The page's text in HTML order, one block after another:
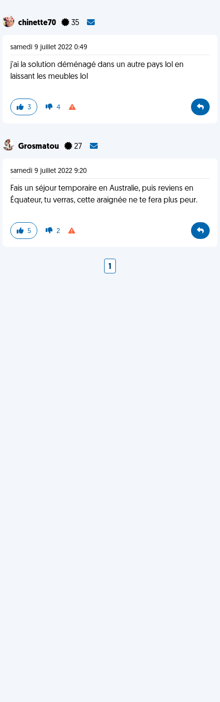
chinette70 35
samedi 9 juillet 2022 0:49
j'ai la solution déménagé dans un autre pays lol en
laissant les meubles lol
3 4
Grosmatou 27
samedi 9 juillet 2022 9:20
Fais un séjour temporaire en Australie, puis reviens en
Équateur, tu verras, cette araignée ne te fera plus peur.
5 2
1